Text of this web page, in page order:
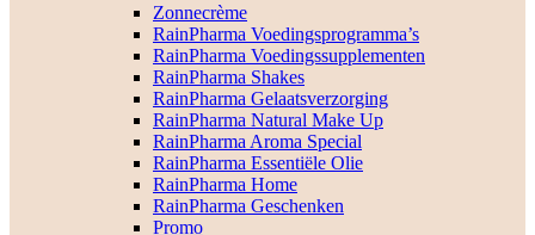
Zonnecrème
RainPharma Voedingsprogramma’s
RainPharma Voedingssupplementen
RainPharma Shakes
RainPharma Gelaatsverzorging
RainPharma Natural Make Up
RainPharma Aroma Special
RainPharma Essentiële Olie
RainPharma Home
RainPharma Geschenken
Promo